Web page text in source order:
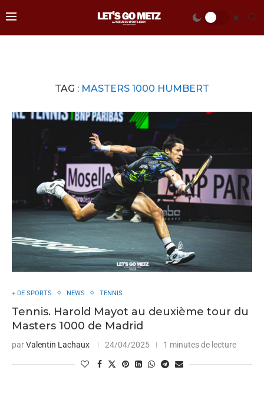
TAG : MASTERS 1000 HUMBERT
+ DE SPORTS NEWS TENNIS
Tennis. Harold Mayot au deuxième tour du
Masters 1000 de Madrid
parValentin Lachaux 24/04/2025 1 minutes de lecture